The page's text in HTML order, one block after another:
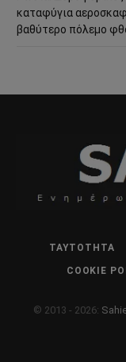
καταφύγια
βαθύτερο πόλεμο
ΤΑΥΤΌΤΗΤΑ
COOKIE
© 2013 - 2026: